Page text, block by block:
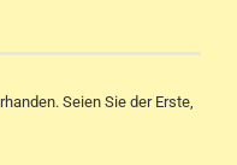
Seien Sie der Erste,